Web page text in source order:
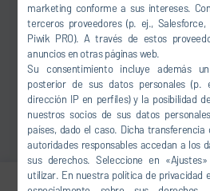
marketing conforme a sus intereses.
terceros proveedores (p. ej., Salesforce,
Piwik PRO). A través de estos
anuncios en otras páginas web.
Su consentimiento incluye además
posterior de sus datos personales (p.
dirección IP en perfiles) y la posibilidad
nuestros socios de sus datos
países, dado el caso. Dicha
autoridades responsables accedan a los
sus derechos. Seleccione en
utilizar. En nuestra política de privacidad
AUTORIZACIÓN